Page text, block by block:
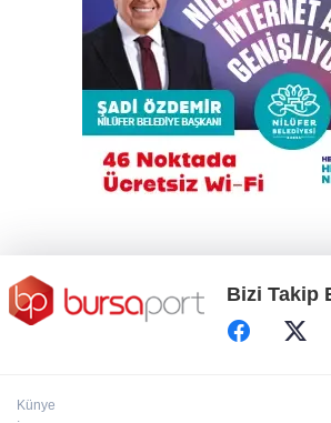
Trump İran'la anlaşmadan
devrine döndürmekten söz
Elektrikli bisiklet ile
çocuk yaralandı
Osmangazi Belediyesi
fırsat vermiyor
Bizi Takip
Künye